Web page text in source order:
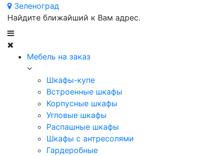
Зеленоград
Найдите ближайший к Вам адрес.
Мебель на заказ
Шкафы-купе
Встроенные шкафы
Корпусные шкафы
Угловые шкафы
Распашные шкафы
Шкафы с антресолями
Гардеробные